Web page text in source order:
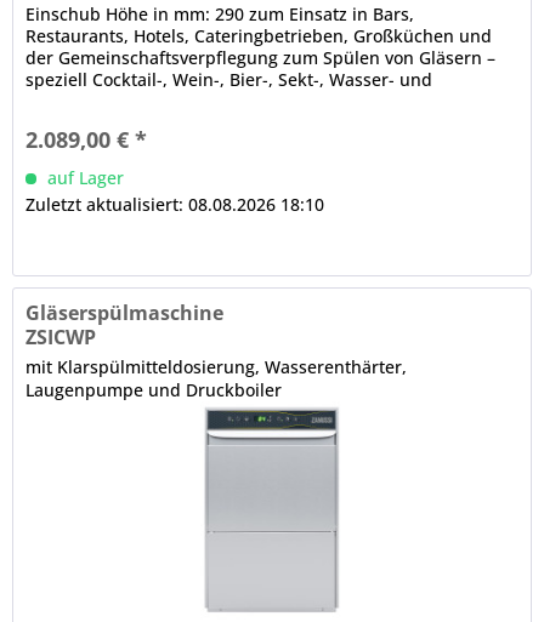
Einschub Höhe in mm: 290 zum Einsatz in Bars,
Restaurants, Hotels, Cateringbetrieben, Großküchen und
der Gemeinschaftsverpflegung zum Spülen von Gläsern –
speziell Cocktail-, Wein-, Bier-, Sekt-, Wasser- und
ergonomische Griffleiste integriertes Druckboilersystem,
austauschbare...
2.089,00 € *
auf Lager
Zuletzt aktualisiert: 08.08.2026 18:10
Gläserspülmaschine
ZSICWP
mit Klarspülmitteldosierung, Wasserenthärter,
Laugenpumpe und Druckboiler